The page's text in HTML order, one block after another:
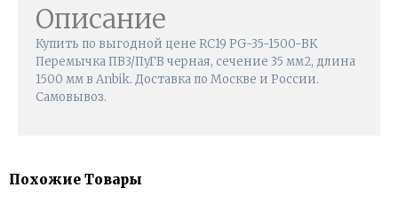
Описание
Купить по выгодной цене RC19 PG-35-1500-BK
Перемычка ПВ3/ПуГВ черная, сечение 35 мм2, длина
1500 мм в Anbik. Доставка по Москве и России.
Самовывоз.
Похожие Товары